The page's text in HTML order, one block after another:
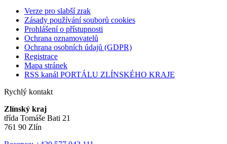
Verze pro slabší zrak
Zásady používání souborů cookies
Prohlášení o přístupnosti
Ochrana oznamovatelů
Ochrana osobních údajů (GDPR)
Registrace
Mapa stránek
RSS kanál PORTÁLU ZLÍNSKÉHO KRAJE
Rychlý kontakt
Zlínský kraj
třída Tomáše Bati 21
761 90 Zlín